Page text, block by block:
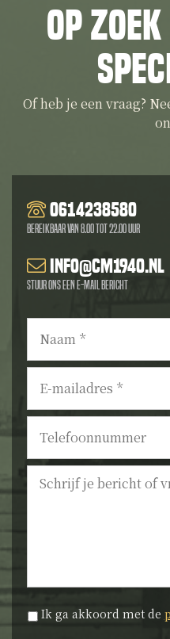
Op
Of heb je een vraag?
0614238580
Bereikbaar van 8.00 tot 22.00 uur
info@cm1940.nl
Stuur ons een e-mail bericht
Naam *
E-
mailadres *
Telefoonnummer
Bericht
Privacyverklaring *
Ik ga akkoord met de